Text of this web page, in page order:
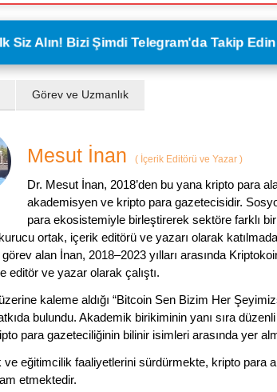
Siz Alın! Bizi Şimdi Telegram'da Takip
Görev ve Uzmanlık
Mesut İnan ( İçerik Editörü ve Yazar )
Dr. Mesut İnan, 2018’den bu yana kripto para
akademisyen ve kripto para gazetecisidir.
para ekosistemiyle birleştirerek sektöre farklı
ortak, içerik editörü ve yazarı olarak
alan İnan, 2018–2023 yılları arasında
editör ve yazar olarak çalıştı.
kaleme aldığı “Bitcoin Sen Bizim Her
bulundu. Akademik birikiminin yanı sıra
para gazeteciliğinin bilinir isimleri arasında yer
ve eğitimcilik faaliyetlerini sürdürmekte, kripto para
etmektedir.